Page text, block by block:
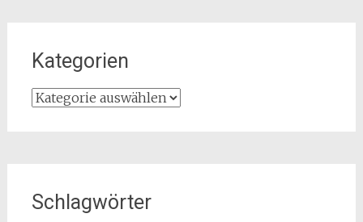
Kategorien
Kategorien
Schlagwörter